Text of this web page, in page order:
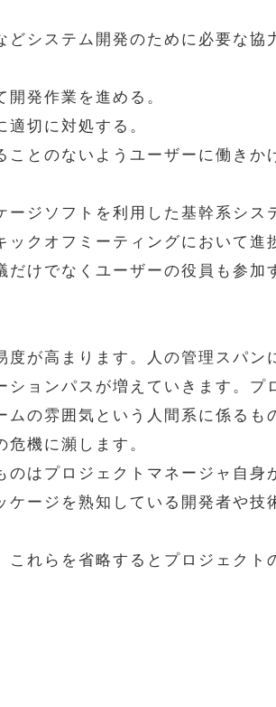
システム開発のために必要な協
発作業を進める。
切に対処する。
とのないようユーザーに働きか
ジソフトを利用した基幹系シス
クオフミーティングにおいて進
けでなくユーザーの役員も参加
が高まります。人の管理スパン
ョンパスが増えていきます。プ
の雰囲気という人間系に係るも
機に瀕します。
はプロジェクトマネージャ自身
ージを熟知している開発者や技
れらを省略するとプロジェクト